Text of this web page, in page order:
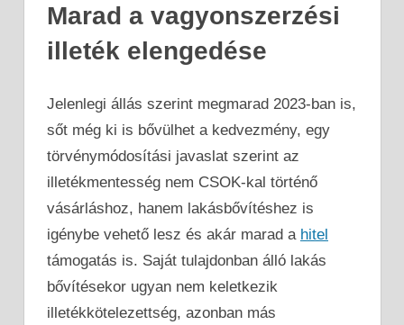
Marad a vagyonszerzési
illeték elengedése
Jelenlegi állás szerint megmarad 2023-ban is,
sőt még ki is bővülhet a kedvezmény, egy
törvénymódosítási javaslat szerint az
illetékmentesség nem CSOK-kal történő
vásárláshoz, hanem lakásbővítéshez is
igénybe vehető lesz és akár marad a hitel
támogatás is. Saját tulajdonban álló lakás
bővítésekor ugyan nem keletkezik
illetékkötelezettség, azonban más